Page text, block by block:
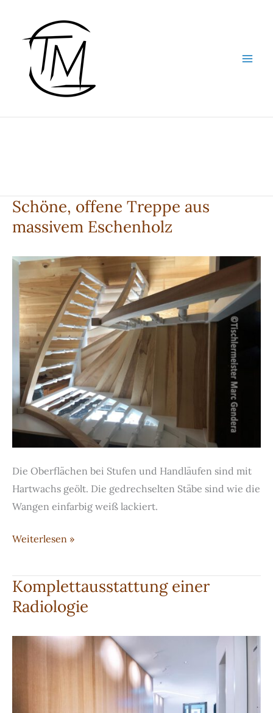
springen
Schöne, offene Treppe aus
massivem Eschenholz
Die Oberflächen bei Stufen und Handläufen sind mit
Hartwachs geölt. Die gedrechselten Stäbe sind wie die
Wangen einfarbig weiß lackiert.
Schöne,
Treppe
aus
massivem
Weiterlesen »
Komplettausstattung einer
Radiologie